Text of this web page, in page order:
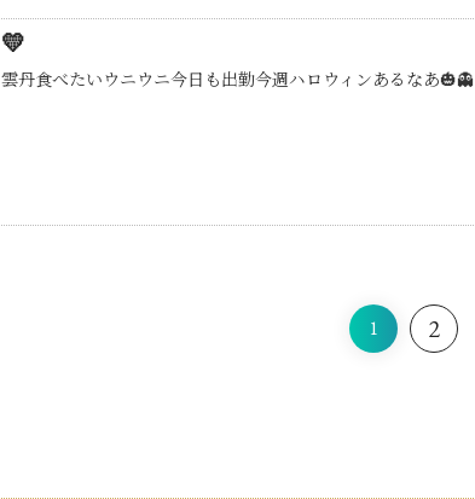
💛
雲丹食べたいウニウニ今日も出勤今週ハロウィンあるなあ🎃👻
1 2